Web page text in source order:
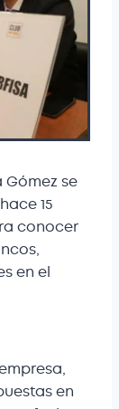
Gómez se
15
conocer
en el
en